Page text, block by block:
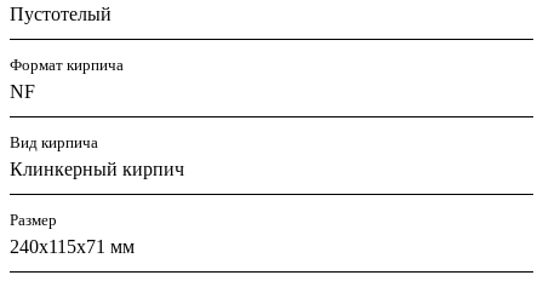
Пустотелый
Формат кирпича
NF
Вид кирпича
Клинкерный кирпич
Размер
240х115х71 мм